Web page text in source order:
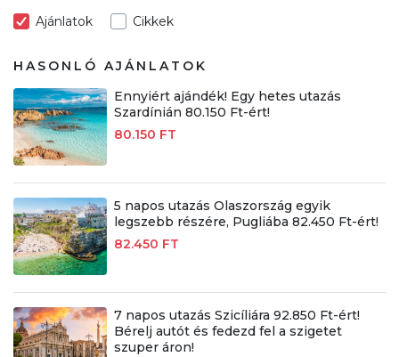
Ajánlatok Cikkek
HASONLÓ AJÁNLATOK
Ennyiért ajándék! Egy hetes utazás
Szardínián 80.150 Ft-ért!
80.150 FT
5 napos utazás Olaszország egyik
legszebb részére, Pugliába 82.450 Ft-ért!
82.450 FT
7 napos utazás Szicíliára 92.850 Ft-ért!
Bérelj autót és fedezd fel a szigetet
szuper áron!